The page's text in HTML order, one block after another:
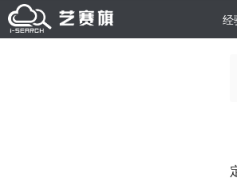
经